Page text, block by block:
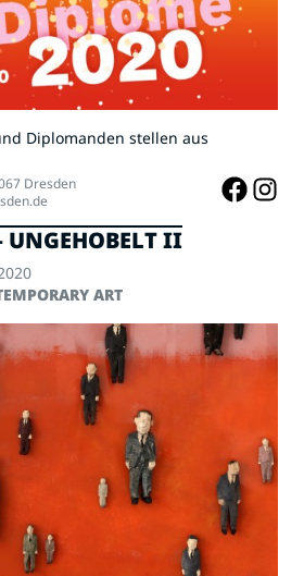
Diplomanden stellen aus
Dresden
II
ART